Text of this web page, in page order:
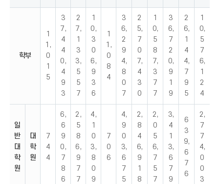
학부
1
1,
0
1
5
3
7,
4
4
0,
4
9
3
2
7,
1
3
3,
5
5
7
1
0,
3
0
6,
9
3
6
1
1,
0
8
4
3
6,
2
9
4,
8
0
7
2
5,
7
0
7,
4
3
0
1
0,
5
8
7,
3
7
7
3
6,
7
2
0,
9
1
9
2
6,
1
4
4,
7
9
5
1
0,
5
7
6,
1
2
4
일
반
대
학
원
대
학
원
7
4
4
6,
6
9
0,
7
8
6
2,
5
8
6,
9
7
7
4,
1
0
3,
8
0
9
7
0
6
4,
9
0
3,
6
7
5
2,
8
4
6,
9
1
8
2,
0
5
6,
7
5
7
3,
4
1
3,
6
7
9
6
3
9,
6
7
6
2,
7
7
4,
0
0
3